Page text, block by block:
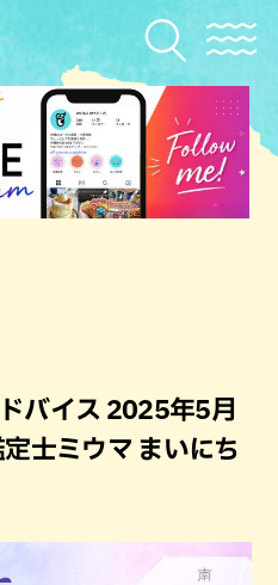
バイス 2025年5月
士ミウマ まいにち